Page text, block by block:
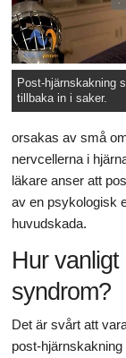
Post-hjärnskakning
tillbaka in i saker.
orsakas av små
nervcellerna i
läkare anser att
av en psykologisk
huvudskada.
Hur
syndrom?
Det är svårt att
post-